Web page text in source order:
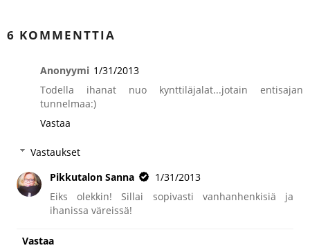
6 KOMMENTTIA
Anonyymi 1/31/2013
Todella ihanat nuo kynttiläjalat...jotain entisajan
tunnelmaa:)
Vastaa
Vastaukset
Pikkutalon Sanna
1/31/2013
Eiks olekkin! Sillai sopivasti vanhanhenkisiä ja
ihanissa väreissä!
Vastaa